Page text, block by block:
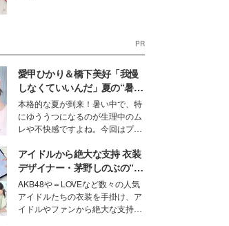
PR
愛甲ひかり＆橋下美好「我慢
しなくていいんだ」夏の“暑さ
対策”の新しい選択肢とは？
本格的な夏が到来！暑い中で、特
にゆううつになるのが生理中のム
レや不快感ですよね。今回はプラ
モデル・愛甲ひかりさんと橋下美
好さんを迎えて本音で女子会トー
ク。猛暑のお出かけを快適に過ご
すヒントや、2人が感動した夏の
生理の新常識にも迫りました。
アイドルから絶大な支持 衣装
デザイナー・茅野しのぶの“可
愛い”を作る美学＜「シチズン
クロスシー」インタビュー＞
AKB48や＝LOVEなど数々の人気
アイドルたちの衣装を手掛け、ア
イドルやファンから絶大な支持を